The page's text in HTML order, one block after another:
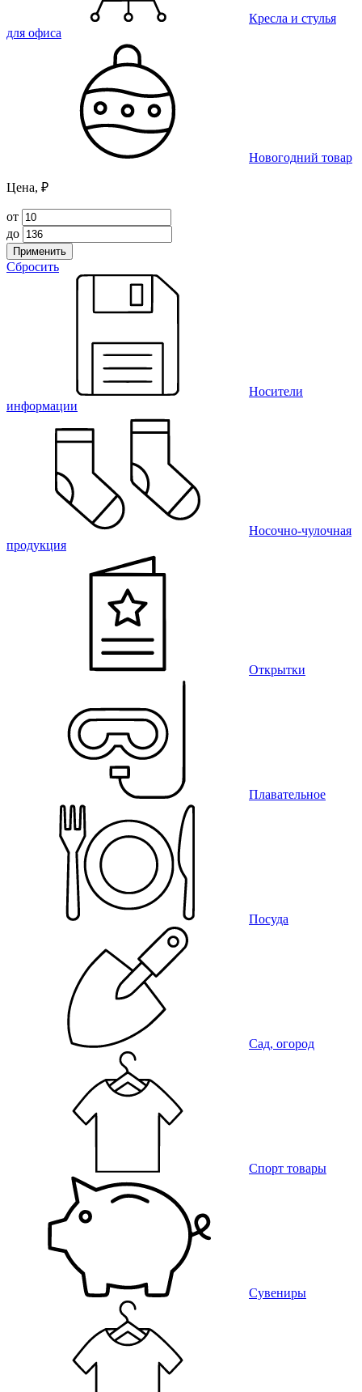
Кресла и стулья
для офиса
Новогодний товар
Цена, ₽
от
до
Применить
Сбросить
Носители
информации
Носочно-чулочная
продукция
Открытки
Плавательное
Посуда
Сад, огород
Спорт товары
Сувениры